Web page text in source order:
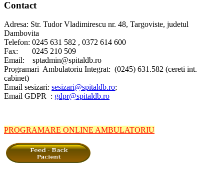
Contact
Adresa: Str. Tudor Vladimirescu nr. 48, Targoviste, judetul
Dambovita
Telefon: 0245 631 582 , 0372 614 600
Fax: 0245 210 509
Email: sptadmin@spitaldb.ro
Programari Ambulatoriu Integrat: (0245) 631.582 (cereti int.
cabinet)
Email sesizari: sesizari@spitaldb.ro;
Email GDPR : gdpr@spitaldb.ro
PROGRAMARE ONLINE AMBULATORIU